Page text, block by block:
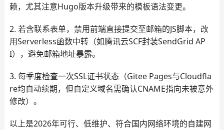
赖，尤其注意Hugo版本升级带来的模板语法变更。
2. 若含联系表单，禁用前端直接提交至邮箱的JS脚本，改
用Serverless函数中转（如腾讯云SCF封装SendGrid AP
I），避免邮箱地址暴露。
3. 每季度检查一次SSL证书状态（Gitee Pages与Cloudfla
re均自动续期，但自定义域名需确认CNAME指向未被意外
修改）。
以上是2026年可行、低维护、符合国内网络环境的自建网